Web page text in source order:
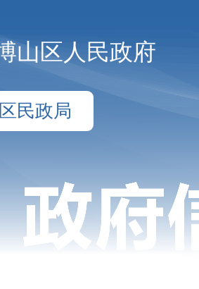
山区人民政府
民政局